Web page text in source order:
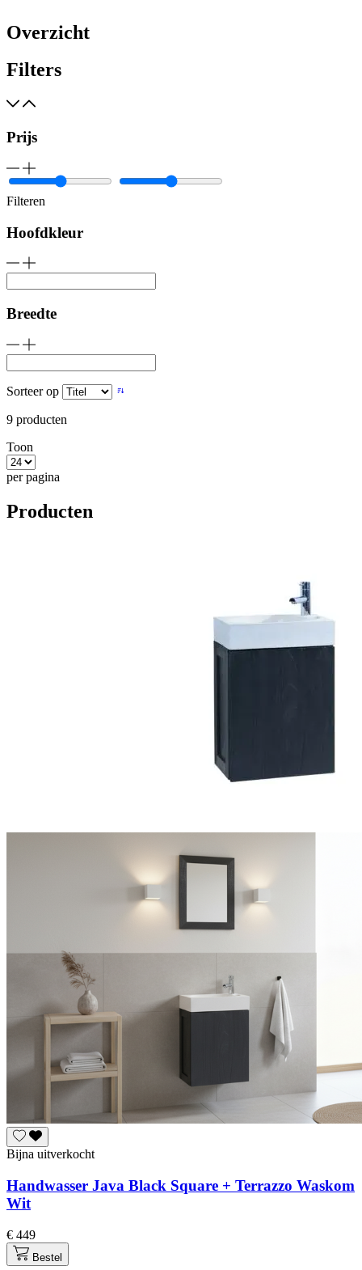
Overzicht
Filters
Prijs
Filteren
Hoofdkleur
Breedte
Sorteer op
9 producten
Toon
per pagina
Producten
Bijna uitverkocht
Handwasser Java Black Square + Terrazzo Waskom
Wit
€ 449
Bestel